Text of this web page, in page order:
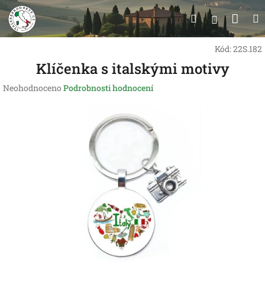
Přejít
na
obsah
Hledat
Kód:22S.182
Klíčenka s italskými motivy
Průměrné
Neohodnoceno Podrobnosti hodnocení